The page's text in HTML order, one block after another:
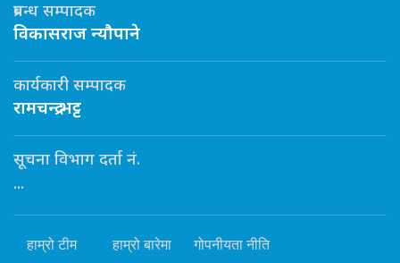
प्रबन्ध सम्पादक
विकासराज न्यौपाने
कार्यकारी सम्पादक
रामचन्द्र भट्ट
सूचना विभाग दर्ता नं.
...
हाम्रो टीम हाम्रो बारेमा गोपनीयता नीति